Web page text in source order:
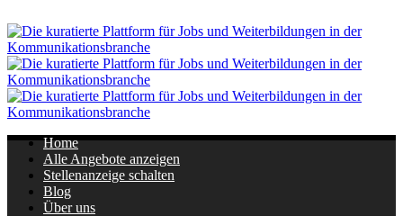
Home
Alle Angebote anzeigen
Stellenanzeige schalten
Blog
Über uns